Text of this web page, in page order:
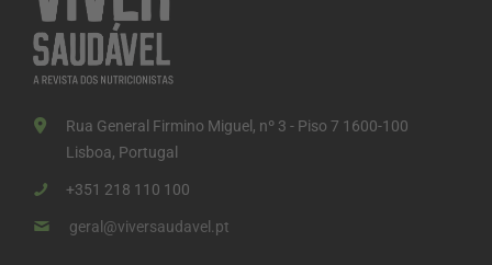
Rua General Firmino Miguel, nº 3 - Piso 7 1600-100
Lisboa, Portugal
+351 218 110 100
geral@viversaudavel.pt